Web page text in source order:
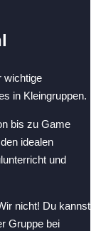
wichtige
in Kleingruppen.
bis zu Game
idealen
und
nicht! Du kannst
Gruppe bei